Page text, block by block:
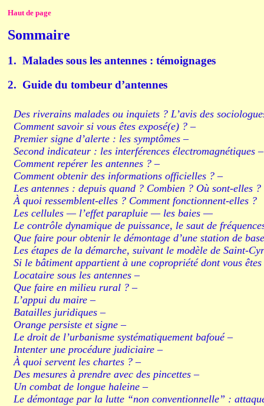
Haut de page
Sommaire
1. Malades sous les antennes : témoignages
2. Guide du tombeur d’antennes
Des riverains malades ou inquiets ? L’avis des
Comment savoir si vous êtes exposé(e) ? –
Premier signe d’alerte : les symptômes –
Second indicateur : les interférences électromagnétiques –
Comment repérer les antennes ? –
Comment obtenir des informations officielles ? –
Les antennes : depuis quand ? Combien ? Où sont-elles ?
À quoi ressemblent-elles ? Comment fonctionnent-elles ?
Les cellules — l’effet parapluie — les baies —
Le contrôle dynamique de puissance, le saut de
Que faire pour obtenir le démontage d’une station de
Les étapes de la démarche, suivant le modèle de Saint-
Si le bâtiment appartient à une copropriété dont vous
Locataire sous les antennes –
Que faire en milieu rural ? –
L’appui du maire –
Batailles juridiques –
Orange persiste et signe –
Le droit de l’urbanisme systématiquement bafoué –
Intenter une procédure judiciaire –
À quoi servent les chartes ? –
Des mesures à prendre avec des pincettes –
Un combat de longue haleine –
Le démontage par la lutte “non conventionnelle” :